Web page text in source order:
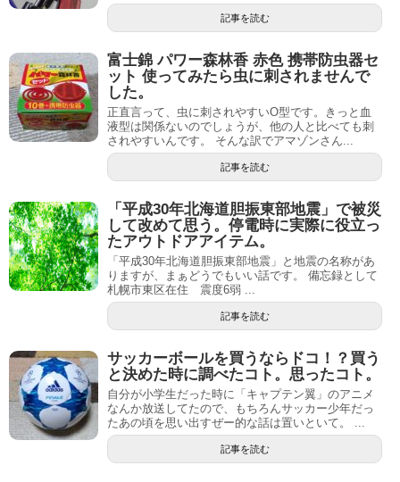
記事を読む
富士錦 パワー森林香 赤色 携帯防虫器セ
ット 使ってみたら虫に刺されませんで
した。
正直言って、虫に刺されやすいO型です。きっと血
液型は関係ないのでしょうが、他の人と比べても刺
されやすいんです。 そんな訳でアマゾンさん...
記事を読む
「平成30年北海道胆振東部地震」で被災
して改めて思う。停電時に実際に役立っ
たアウトドアアイテム。
「平成30年北海道胆振東部地震」と地震の名称があ
りますが、まぁどうでもいい話です。 備忘録として
札幌市東区在住 震度6弱 ...
記事を読む
サッカーボールを買うならドコ！？買う
と決めた時に調べたコト。思ったコト。
自分が小学生だった時に「キャプテン翼」のアニメ
なんか放送してたので、もちろんサッカー少年だっ
たあの頃を思い出すぜー的な話は置いといて。 ...
記事を読む